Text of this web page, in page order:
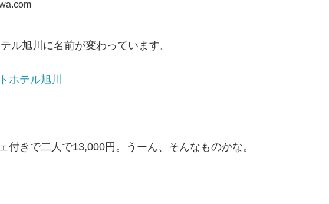
ル旭川に名前が変わっています。
ホテル旭川
付きで二人で13,000円。うーん、そんなものかな。